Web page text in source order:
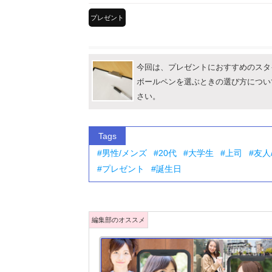
プレゼント
今回は、プレゼントにおすすめのス
ボールペンを選ぶときの選び方につ
さい。
Tags
男性/メンズ
20代 大学生 上司
友
プレゼント
誕生日